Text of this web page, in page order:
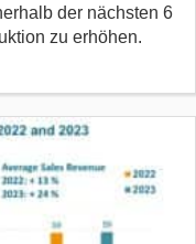
der nächsten 6
zu erhöhen.